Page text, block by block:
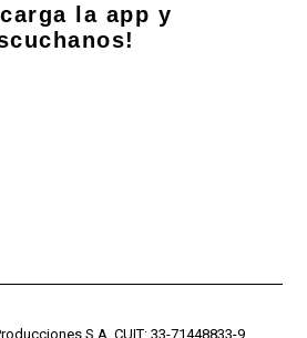
la app y
S.A. CUIT: 33-71448833-9